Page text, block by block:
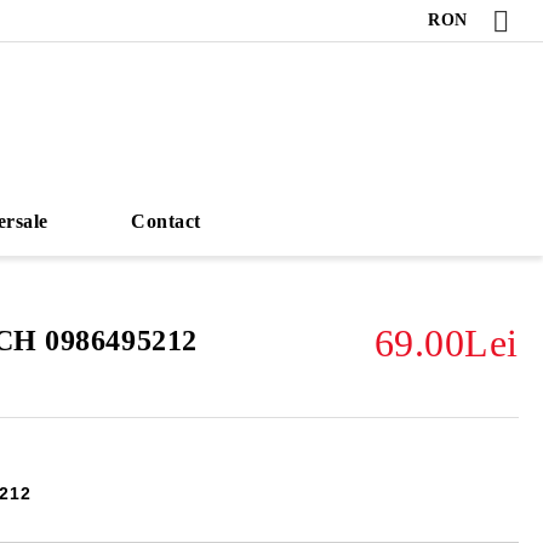
RON
Contact
0986495212 69.00Lei